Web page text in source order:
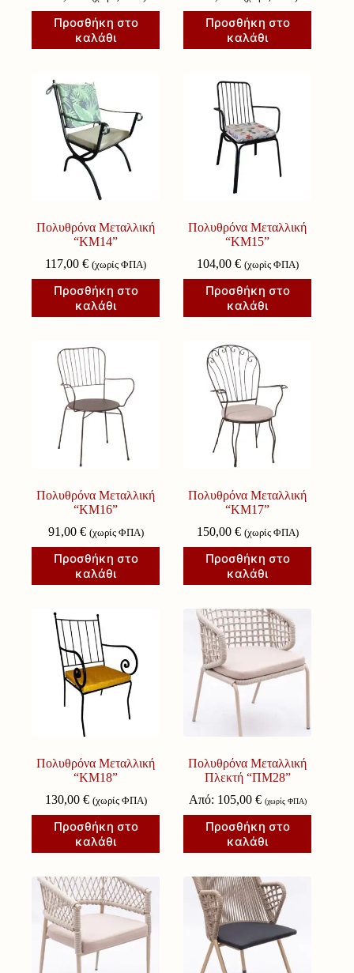
Προσθήκη στο
καλάθι
Προσθήκη στο
καλάθι
Πολυθρόνα Μεταλλική
“ΚΜ14”
117,00€ (χωρίς ΦΠΑ)
Προσθήκη στο
καλάθι
Πολυθρόνα Μεταλλική
“ΚΜ15”
104,00 € (χωρίς ΦΠΑ)
Προσθήκη στο
καλάθι
Πολυθρόνα Μεταλλική
“ΚΜ16”
91,00 € (χωρίς ΦΠΑ)
Προσθήκη στο
καλάθι
Πολυθρόνα Μεταλλική
“ΚΜ17”
150,00 € (χωρίς ΦΠΑ)
Προσθήκη στο
καλάθι
Πολυθρόνα Μεταλλική
“ΚΜ18”
130,00 € (χωρίς ΦΠΑ)
Προσθήκη στο
καλάθι
Πολυθρόνα Μεταλλική
Πλεκτή “ΠΜ28”
Από: 105,00 € (χωρίς ΦΠΑ)
Προσθήκη στο
καλάθι